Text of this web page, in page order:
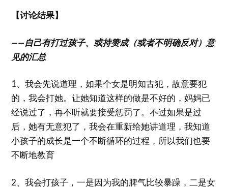
【讨论结果】
——自己有打过孩子、或持赞成（或者不明确反对）意
见的汇总
1、我会先说道理，如果个女是明知古犯，故意要犯
的，我会打她。让她知道这样的做是不好的，妈妈已
经说过了，再不听就要接受惩罚了。不过如果是过
后，她有无意犯了，我会在重新给她讲道理，我知道
小孩子的成长是一个不断循环的过程，所以我们也要
不断地教育
2、我会打孩子，一是因为我的脾气比较暴躁，二是女